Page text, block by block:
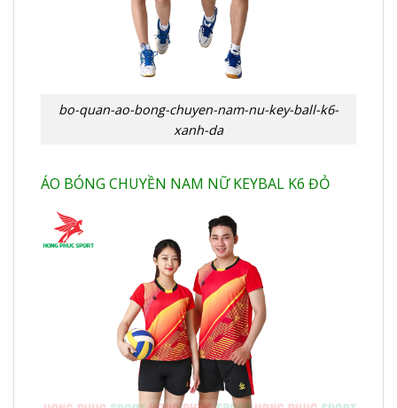
bo-quan-ao-bong-chuyen-nam-nu-key-ball-k6-
xanh-da
ÁO BÓNG CHUYỀN NAM NỮ KEYBAL K6 ĐỎ